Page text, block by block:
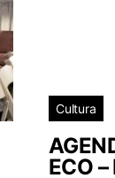
Cultura
ECO